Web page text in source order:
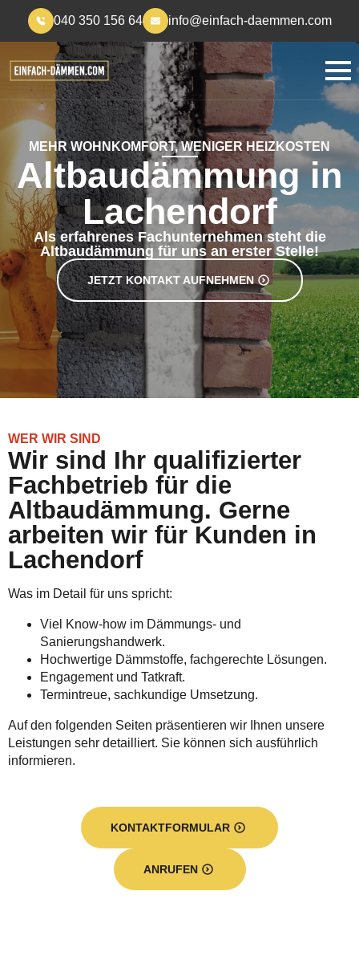
040 350 156 64 info@einfach-daemmen.com
MEHR WOHNKOMFORT, WENIGER HEIZKOSTEN
Altbaudämmung in
Lachendorf
Als erfahrenes Fachunternehmen steht die
Altbaudämmung für uns an erster Stelle!
JETZT KONTAKT AUFNEHMEN
WER WIR SIND
Wir sind Ihr qualifizierter
Fachbetrieb für die
Altbaudämmung. Gerne
arbeiten wir für Kunden in
Lachendorf
Was im Detail für uns spricht:
Viel Know-how im Dämmungs- und
Sanierungshandwerk.
Hochwertige Dämmstoffe, fachgerechte Lösungen.
Engagement und Tatkraft.
Termintreue, sachkundige Umsetzung.
Auf den folgenden Seiten präsentieren wir Ihnen unsere
Leistungen sehr detailliert. Sie können sich ausführlich
informieren.
KONTAKTFORMULAR
ANRUFEN